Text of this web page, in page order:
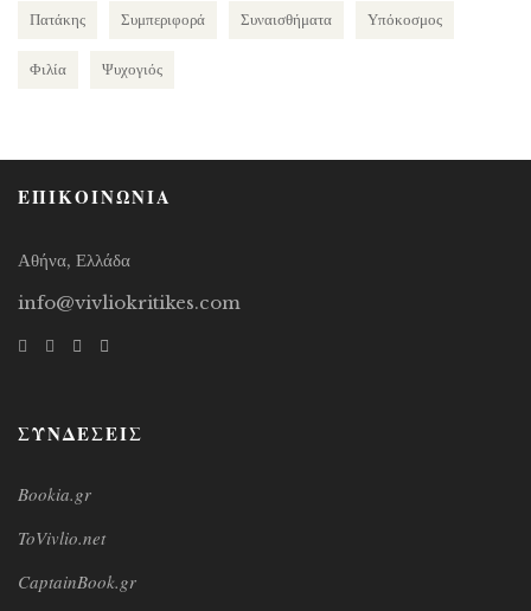
Πατάκης Συμπεριφορά Συναισθήματα Υπόκοσμος
Φιλία Ψυχογιός
ΕΠΙΚΟΙΝΩΝΙΑ
Αθήνα, Ελλάδα
info@vivliokritikes.com
ΣΥΝΔΕΣΕΙΣ
Bookia.gr
ToVivlio.net
CaptainBook.gr